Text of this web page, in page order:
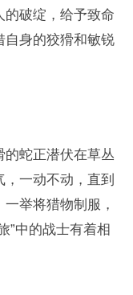
的破绽，给予致命
自身的狡猾和敏锐
的蛇正潜伏在草丛
一动不动，直到
举将猎物制服，
”中的战士有着相